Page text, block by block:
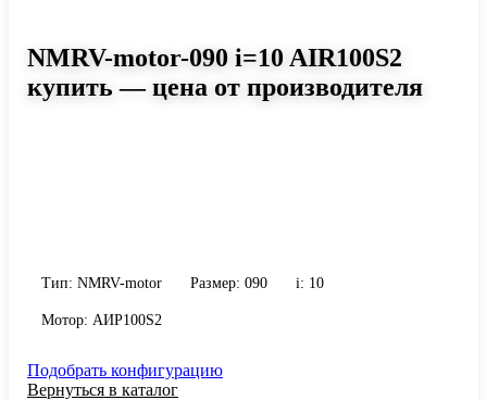
NMRV-motor-090 i=10 AIR100S2
купить — цена от производителя
Тип: NMRV-motor Размер: 090 i: 10
Мотор: АИР100S2
Подобрать конфигурацию
Вернуться в каталог